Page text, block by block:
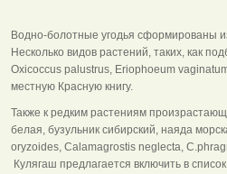
Водно-болотные угодья сформированы
Несколько видов растений, таких, как
Oxicoccus palustrus, Eriophoeum
местную Красную книгу.
Также к редким растениям
белая, бузульник сибирский, наяда
oryzoides, Calamagrostis neglecta,
Кулягаш предлагается включить в